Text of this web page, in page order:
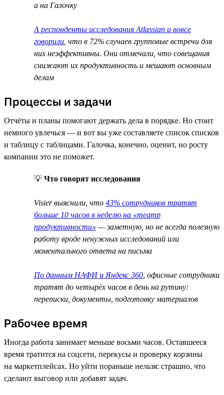
а на Галочку
А респонденты исследования Atlassian и вовсе
говорили , что в 72% случаев групповые встречи для
них неэффективны. Они отмечали, что совещания
снижают их продуктивность и мешают основным
делам
Процессы и задачи
Отчёты и планы помогают держать дела в порядке. Но стоит
немного увлечься — и вот вы уже составляете список списков
и таблицу с таблицами. Галочка, конечно, оценит, но росту
компании это не поможет.
💡 Что говорят исследования
Visier выяснили, что 43% сотрудников тратят
больше 10 часов в неделю на «театр
продуктивности» — заметную, но не всегда полезную
работу вроде ненужных исследований или
моментального ответа на письма
По данным НАФИ и Яндекс 360 , офисные сотрудники
тратят до четырёх часов в день на рутину:
переписки, документы, подготовку материалов
Рабочее время
Иногда работа занимает меньше восьми часов. Оставшееся
время тратится на соцсети, перекусы и проверку корзины
на маркетплейсах. Но уйти пораньше нельзя: страшно, что
сделают выговор или добавят задач.